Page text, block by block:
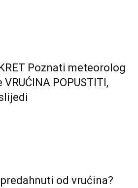
Poznati meteorolog
POPUSTITI,
predahnuti od vrućina?